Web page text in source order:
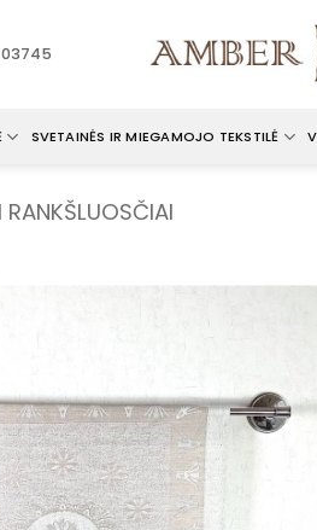
SVETAINĖS IR MIEGAMOJO TEKSTILĖ
RANKŠLUOSČIAI